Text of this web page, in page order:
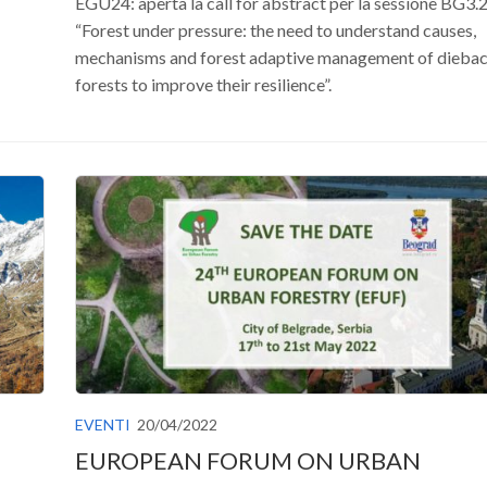
“Forest under pressure: the need to understand causes,
mechanisms and forest adaptive management of
forests to improve their resilience”.
EVENTI 20/04/2022
EUROPEAN FORUM ON URBAN